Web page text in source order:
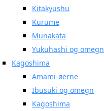
Kitakyushu
Kurume
Munakata
Yukuhashi og omegn
Kagoshima
Amami-øerne
Ibusuki og omegn
Kagoshima